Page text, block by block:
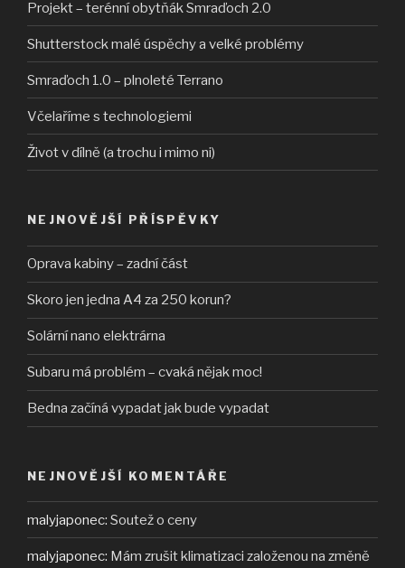
Projekt – terénní obytňák Smraďoch 2.0
Shutterstock malé úspěchy a velké problémy
Smraďoch 1.0 – plnoleté Terrano
Včelaříme s technologiemi
Život v dílně (a trochu i mimo ni)
NEJNOVĚJŠÍ PŘÍSPĚVKY
Oprava kabiny – zadní část
Skoro jen jedna A4 za 250 korun?
Solární nano elektrárna
Subaru má problém – cvaká nějak moc!
Bedna začíná vypadat jak bude vypadat
NEJNOVĚJŠÍ KOMENTÁŘE
malyjaponec: Soutež o ceny
malyjaponec: Mám zrušit klimatizaci založenou na změně